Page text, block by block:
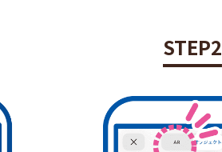
STEP2